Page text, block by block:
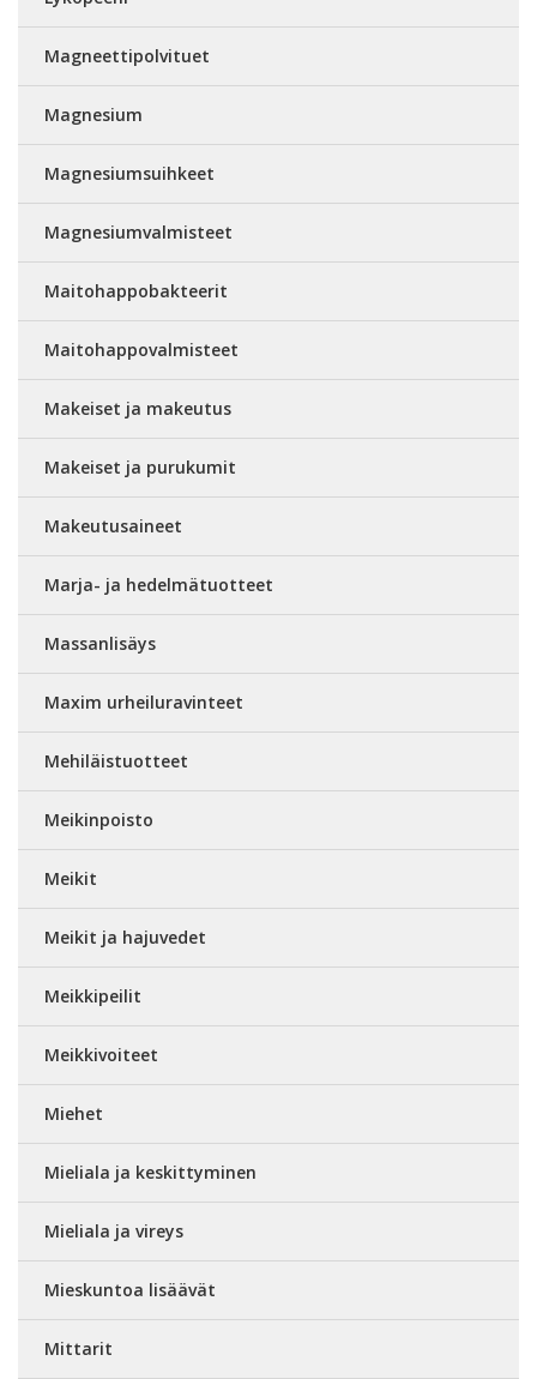
Magneettipolvituet
Magnesium
Magnesiumsuihkeet
Magnesiumvalmisteet
Maitohappobakteerit
Maitohappovalmisteet
Makeiset ja makeutus
Makeiset ja purukumit
Makeutusaineet
Marja- ja hedelmätuotteet
Massanlisäys
Maxim urheiluravinteet
Mehiläistuotteet
Meikinpoisto
Meikit
Meikit ja hajuvedet
Meikkipeilit
Meikkivoiteet
Miehet
Mieliala ja keskittyminen
Mieliala ja vireys
Mieskuntoa lisäävät
Mittarit